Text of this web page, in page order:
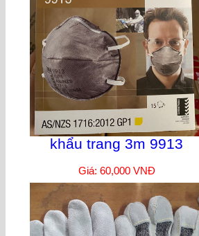
khẩu trang 3m 9913
Giá: 60,000 VNĐ